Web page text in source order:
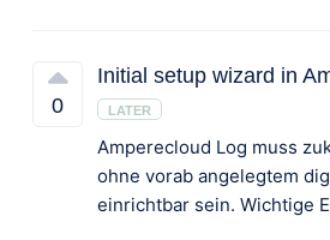
0
Initial setup wizard in
LATER
Amperecloud Log muss
ohne vorab angelegtem